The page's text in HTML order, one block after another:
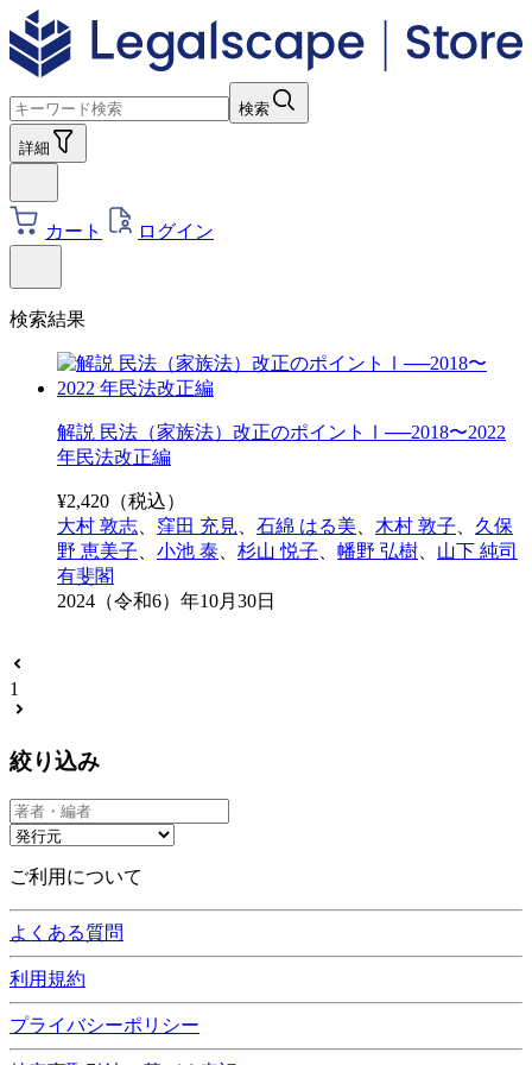
検索
詳細
カート ログイン
検索結果
解説 民法（家族法）改正のポイントⅠ──2018〜2022
年民法改正編
¥2,420 （税込）
大村 敦志
窪田 充見 石綿 はる美 木村 敦子
久保
野 恵美子
小池 泰 杉山 悦子 幡野 弘樹
山下 純司
有斐閣
2024（令和6）年10月30日
1
絞り込み
ご利用について
よくある質問
利用規約
プライバシーポリシー